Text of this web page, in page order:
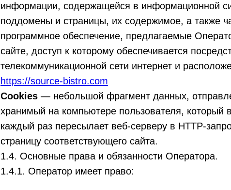
информации, содержащейся в информационной
поддомены и страницы, их содержимое, а также
программное обеспечение, предлагаемые
сайте, доступ к которому обеспечивается
телекоммуникационной сети интернет и
https://source-bistro.com
Cookies — небольшой фрагмент данных,
хранимый на компьютере пользователя, который
каждый раз пересылает веб-серверу в HTTP-
страницу соответствующего сайта.
1.4. Основные права и обязанности Оператора.
1.4.1. Оператор имеет право: